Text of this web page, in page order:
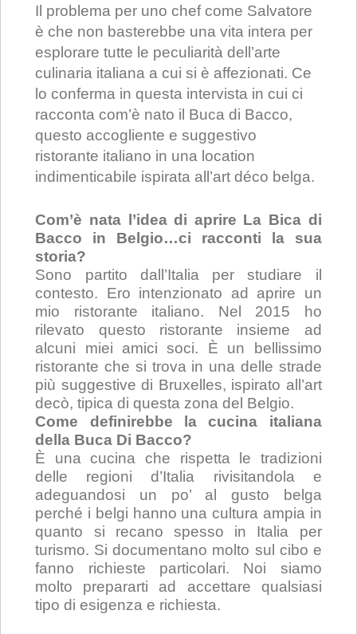
Il problema per uno chef come Salvatore
è che non basterebbe una vita intera per
esplorare tutte le peculiarità dell’arte
culinaria italiana a cui si è affezionati. Ce
lo conferma in questa intervista in cui ci
racconta com’è nato il Buca di Bacco,
questo accogliente e suggestivo
ristorante italiano in una location
indimenticabile ispirata all’art déco belga.
Com’è nata l’idea di aprire La Bica di
Bacco in Belgio…ci racconti la sua
storia?
Sono partito dall’Italia per studiare il
contesto. Ero intenzionato ad aprire un
mio ristorante italiano. Nel 2015 ho
rilevato questo ristorante insieme ad
alcuni miei amici soci. È un bellissimo
ristorante che si trova in una delle strade
più suggestive di Bruxelles, ispirato all’art
decò, tipica di questa zona del Belgio.
Come definirebbe la cucina italiana
della Buca Di Bacco?
È una cucina che rispetta le tradizioni
delle regioni d’Italia rivisitandola e
adeguandosi un po’ al gusto belga
perché i belgi hanno una cultura ampia in
quanto si recano spesso in Italia per
turismo. Si documentano molto sul cibo e
fanno richieste particolari. Noi siamo
molto prepararti ad accettare qualsiasi
tipo di esigenza e richiesta.